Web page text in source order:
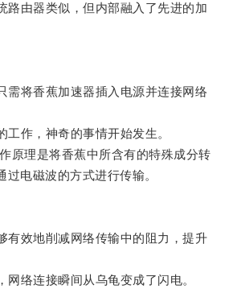
由器类似，但内部融入了先进的加
将香蕉加速器插入电源并连接网络
作，神奇的事情开始发生。
理是将香蕉中所含有的特殊成分转
电磁波的方式进行传输。
效地削减网络传输中的阻力，提升
络连接瞬间从乌龟变成了闪电。